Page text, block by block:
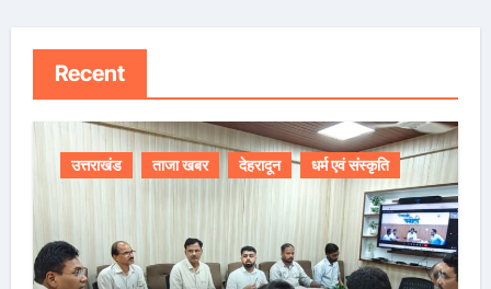
Recent
उत्तराखंड ताजा खबर देहरादून धर्म एवं संस्कृति